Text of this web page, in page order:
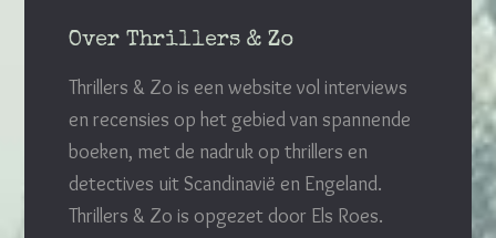
Over Thrillers & Zo
Thrillers & Zo is een website vol interviews
en recensies op het gebied van spannende
boeken, met de nadruk op thrillers en
detectives uit Scandinavië en Engeland.
Thrillers & Zo is opgezet door Els Roes.